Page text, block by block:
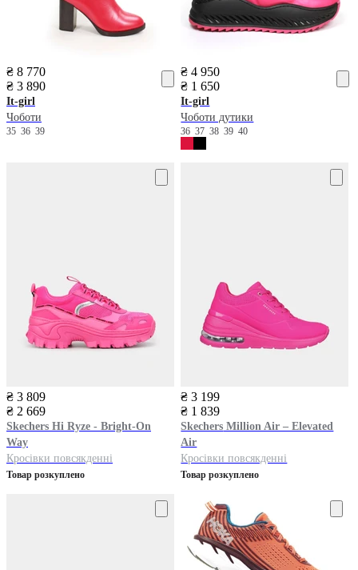
₴ 8 770
₴ 3 890
It-girl
Чоботи
35 36 39
₴ 4 950
₴ 1 650
It-girl
Чоботи дутики
3637383940
₴ 3 809
₴ 2 669
Skechers Hi Ryze - Bright-On
Way
Кросівки повсякденні
Товар розкуплено
₴ 3 199
₴ 1 839
Skechers Million Air – Elevated
Air
Кросівки повсякденні
Товар розкуплено